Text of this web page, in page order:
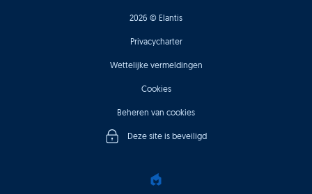
2026 © Elantis
Privacycharter
Wettelijke vermeldingen
Cookies
Beheren van cookies
Deze site is beveiligd